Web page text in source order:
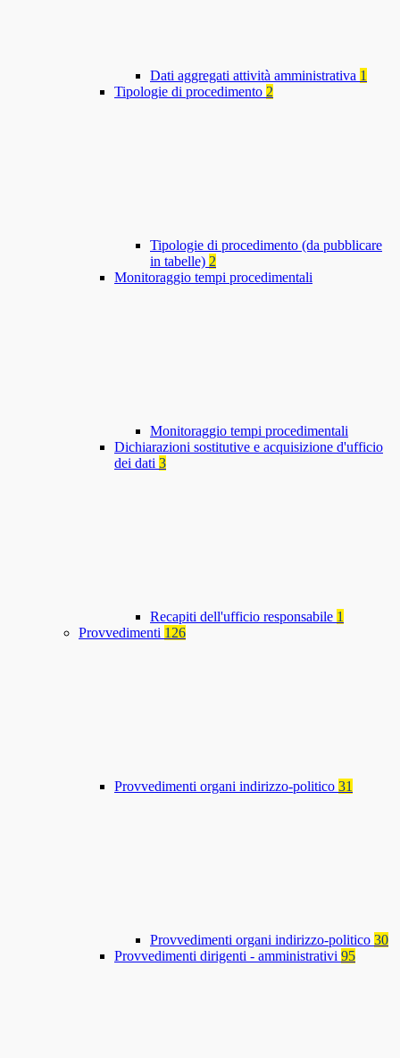
Dati aggregati attività amministrativa 1
Tipologie di procedimento 2
Tipologie di procedimento (da pubblicare
in tabelle) 2
Monitoraggio tempi procedimentali
Monitoraggio tempi procedimentali
Dichiarazioni sostitutive e acquisizione d'ufficio
dei dati 3
Recapiti dell'ufficio responsabile 1
Provvedimenti 126
Provvedimenti organi indirizzo-politico 31
Provvedimenti organi indirizzo-politico 30
Provvedimenti dirigenti - amministrativi 95